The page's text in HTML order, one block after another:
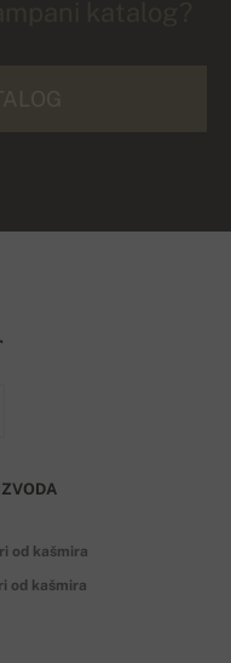
od kašmira
od kašmira